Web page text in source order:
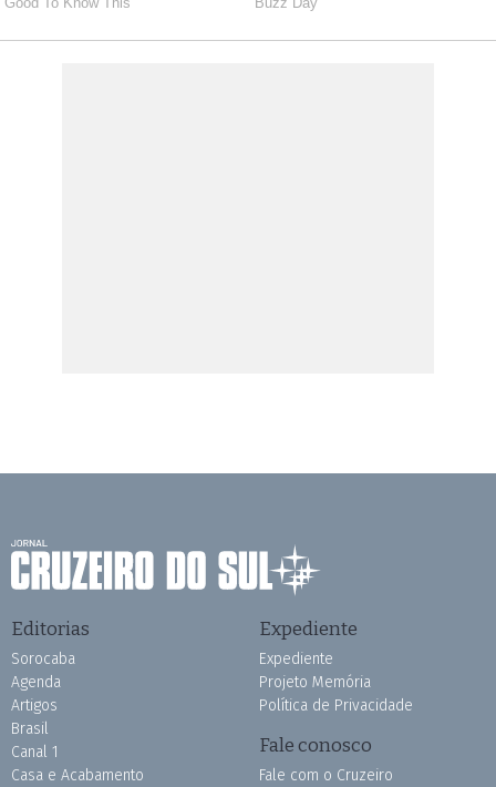
Editorias
Sorocaba
Agenda
Artigos
Brasil
Canal 1
Casa e Acabamento
Expediente
Expediente
Projeto Memória
Política de Privacidade
Fale conosco
Fale com o Cruzeiro